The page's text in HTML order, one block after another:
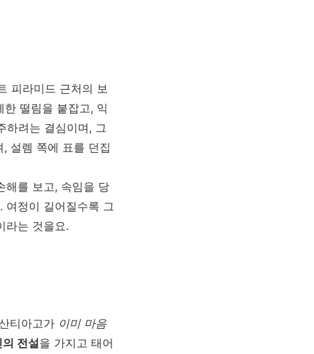
피라미드 근처의 보
떨림을 붙잡고, 익
하려는 결심이며, 그
설렘 쪽에 표를 던집
해를 보고, 속임을 당
여정이 길어질수록 그
라는 것을요.
티아고가 이미 마음
전설을 가지고 태어